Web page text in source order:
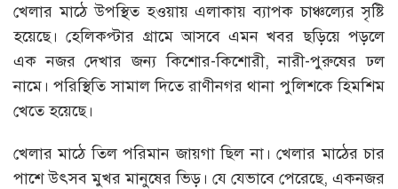
খেলার মাঠে উপস্থিত হওয়ায় এলাকায় ব্যাপক চাঞ্চল্যের সৃষ্টি
হয়েছে। হেলিকপ্টার গ্রামে আসবে এমন খবর ছড়িয়ে পড়লে
এক নজর দেখার জন্য কিশোর-কিশোরী, নারী-পুরুষের ঢল
নামে। পরিস্থিতি সামাল দিতে রাণীনগর থানা পুলিশকে হিমশিম
খেতে হয়েছে।
খেলার মাঠে তিল পরিমান জায়গা ছিল না। খেলার মাঠের চার
পাশে উৎসব মুখর মানুষের ভিড়। যে যেভাবে পেরেছে, একনজর